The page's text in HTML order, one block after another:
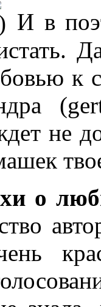
И в
к
не
о